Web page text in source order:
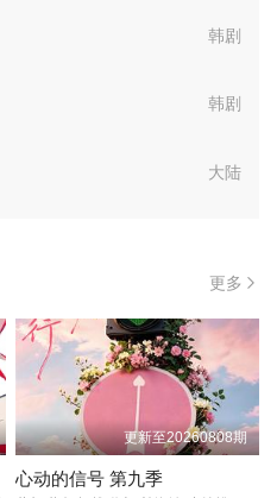
韩剧
韩剧
大陆
更多
更新至20260808期
心动的信号 第九季